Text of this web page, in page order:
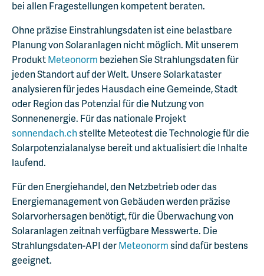
bei allen Fragestellungen kompetent beraten.
Ohne präzise Einstrahlungsdaten ist eine belastbare
Planung von Solaranlagen nicht möglich. Mit unserem
ProduktMeteonorm beziehen Sie Strahlungsdaten für
jeden Standort auf der Welt. Unsere Solarkataster
analysieren für jedes Hausdach eine Gemeinde, Stadt
oder Region das Potenzial für die Nutzung von
Sonnenenergie. Für das nationale Projekt
sonnendach.chstellte Meteotest die Technologie für die
Solarpotenzialanalyse bereit und aktualisiert die Inhalte
laufend.
Für den Energiehandel, den Netzbetrieb oder das
Energiemanagement von Gebäuden werden präzise
Solarvorhersagen benötigt, für die Überwachung von
Solaranlagen zeitnah verfügbare Messwerte. Die
Strahlungsdaten-API derMeteonormsind dafür bestens
geeignet.